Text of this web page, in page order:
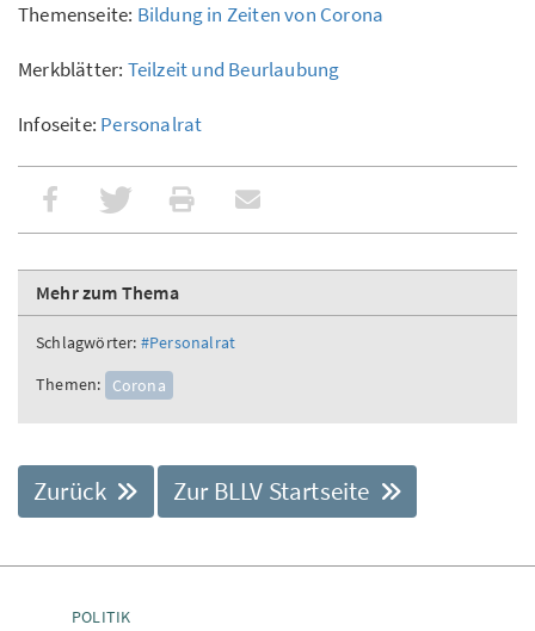
Themenseite: Bildung in Zeiten von Corona
Merkblätter: Teilzeit und Beurlaubung
Infoseite: Personalrat
Mehr zum Thema
Schlagwörter: #Personalrat
Themen:
Corona
Zurück Zur BLLV Startseite
POLITIK